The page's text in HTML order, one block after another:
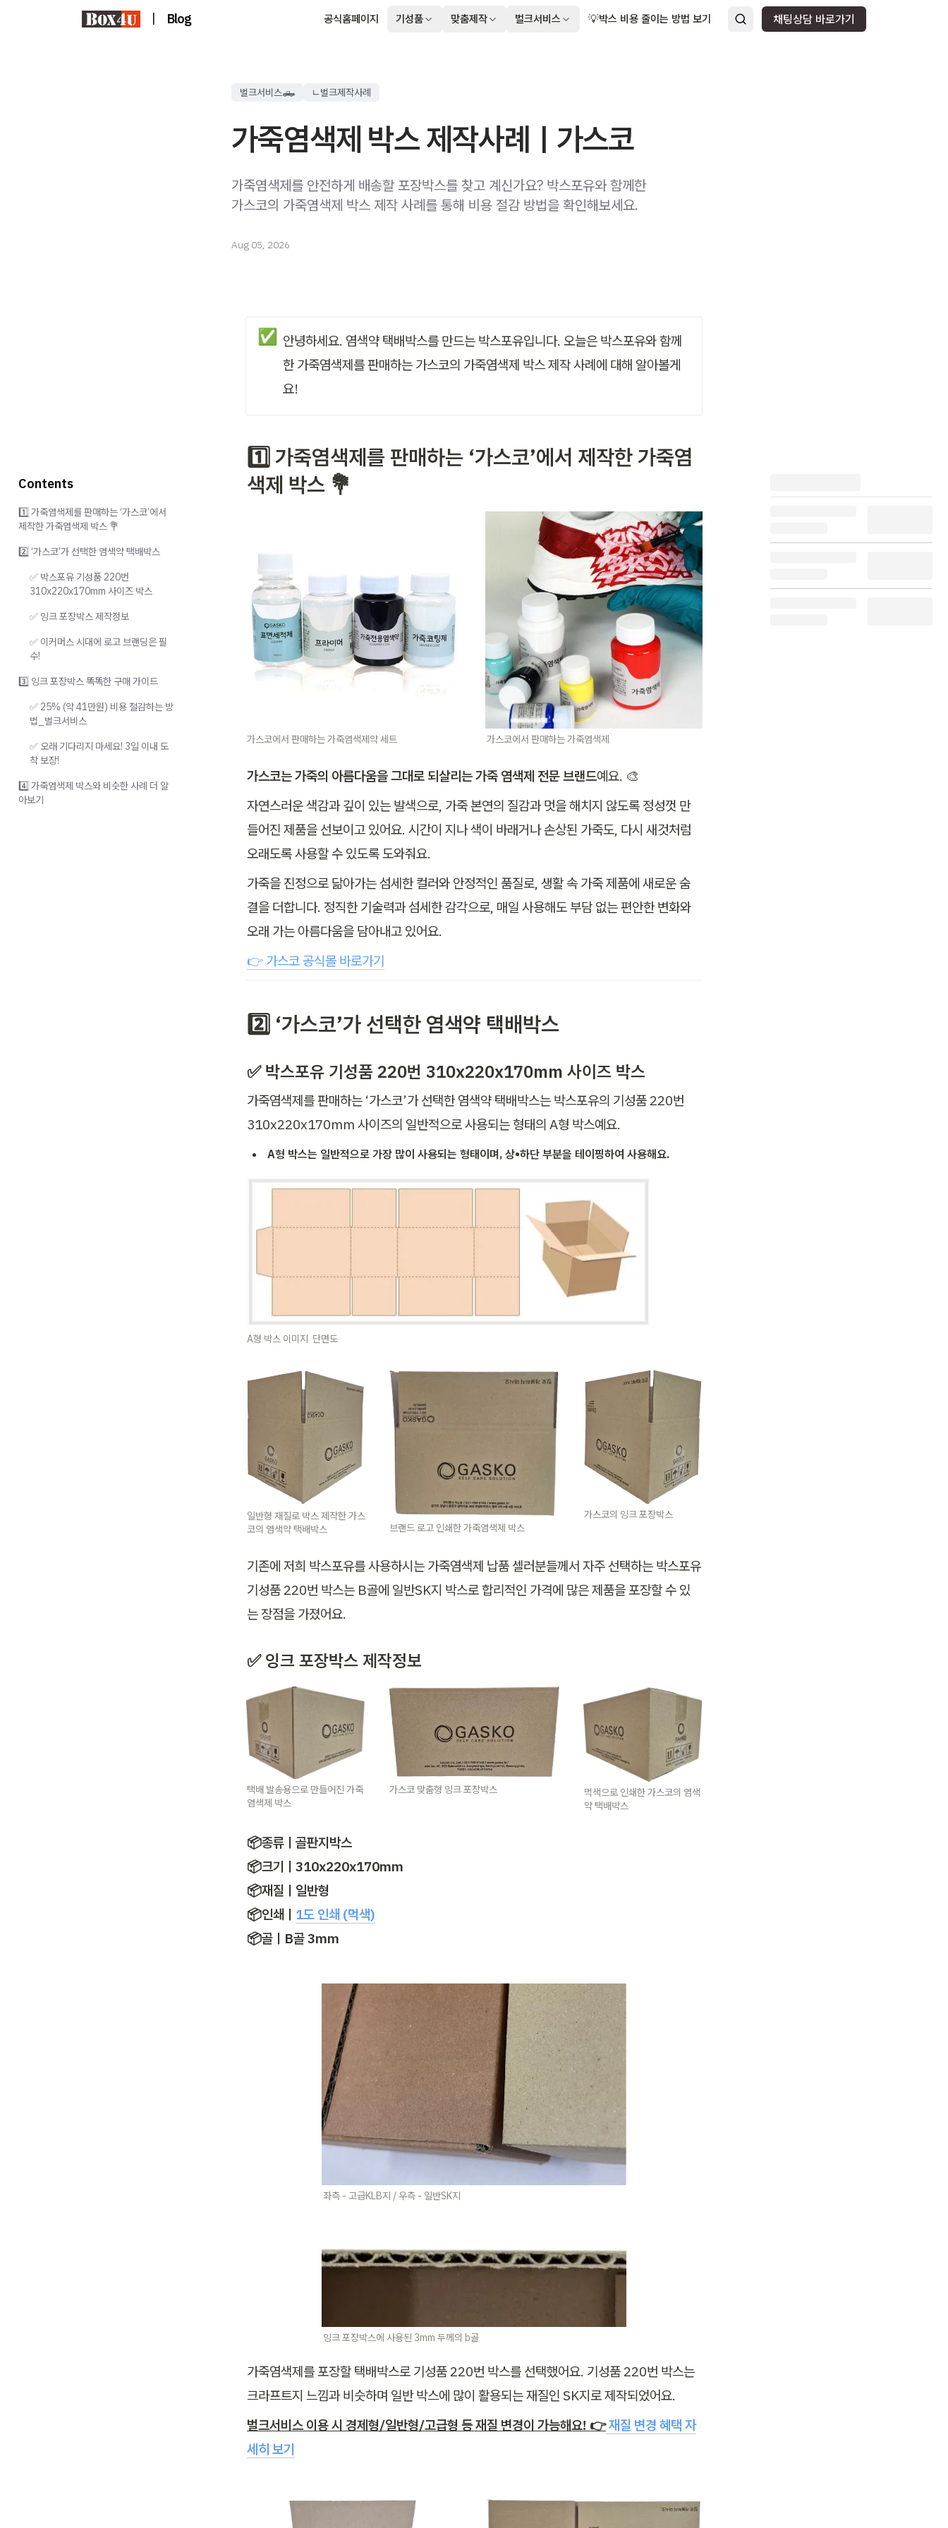
| Blog 공식홈페이지 기성품 맞춤제작 벌크서비스 💡박스 비용 줄이는 방법 보기 채팅상담 바로가기
벌크서비스🛻 ㄴ벌크제작사례
가죽염색제 박스 제작사례ㅣ가스코
가죽염색제를 안전하게 배송할 포장박스를 찾고 계신가요? 박스포유와 함께한
가스코의 가죽염색제 박스 제작 사례를 통해 비용 절감 방법을 확인해보세요.
Aug 05, 2026
✅ 안녕하세요. 염색약 택배박스를 만드는 박스포유입니다. 오늘은 박스포유와 함께
한 가죽염색제를 판매하는 가스코의 가죽염색제 박스 제작 사례에 대해 알아볼게
요!
1️⃣ 가죽염색제를 판매하는 ‘가스코’에서 제작한 가죽염
색제 박스 💐
가스코에서 판매하는 가죽염색제약 세트 가스코에서 판매하는 가죽염색제
가스코는 가죽의 아름다움을 그대로 되살리는가죽 염색제 전문 브랜드예요. 🎨
자연스러운 색감과 깊이 있는 발색으로, 가죽 본연의 질감과 멋을 해치지 않도록 정성껏 만
들어진 제품을 선보이고 있어요. 시간이 지나 색이 바래거나 손상된 가죽도, 다시 새것처럼
오래도록 사용할 수 있도록 도와줘요.
가죽을 진정으로 닮아가는 섬세한 컬러와 안정적인 품질로, 생활 속 가죽 제품에 새로운 숨
결을 더합니다. 정직한 기술력과 섬세한 감각으로, 매일 사용해도 부담 없는 편안한 변화와
오래 가는 아름다움을 담아내고 있어요.
👉 가스코 공식몰 바로가기
2️⃣ ‘가스코’가 선택한 염색약 택배박스
✅ 박스포유 기성품 220번 310x220x170mm 사이즈 박스
가죽염색제를 판매하는 ‘가스코’가 선택한 염색약 택배박스는 박스포유의 기성품 220번
310x220x170mm 사이즈의 일반적으로 사용되는 형태의 A형 박스예요.
A형 박스는 일반적으로 가장 많이 사용되는 형태이며, 상•하단 부분을 테이핑하여 사용해요.
A형 박스 이미지  단면도
일반형 재질로 박스 제작한 가스
코의 염색약 택배박스
브랜드 로고 인쇄한 가죽염색제 박스
가스코의 잉크 포장박스
기존에 저희 박스포유를 사용하시는 가죽염색제 납품 셀러분들께서 자주 선택하는 박스포유
기성품 220번 박스는 B골에 일반SK지 박스로 합리적인 가격에 많은 제품을 포장할 수 있
는 장점을 가졌어요.
✅ 잉크 포장박스 제작정보
택배 발송용으로 만들어진 가죽
염색제 박스
가스코 맞춤형 잉크 포장박스
먹색으로 인쇄한 가스코의 염색
약 택배박스
📦종류ㅣ골판지박스
📦크기ㅣ310x220x170mm
📦재질ㅣ일반형
📦인쇄ㅣ 1도 인쇄 (먹색)
📦골ㅣB골 3mm
좌측 - 고급KLB지 / 우측 - 일반SK지
잉크 포장박스에 사용된 3mm 두께의 b골
가죽염색제를 포장할 택배박스로 기성품 220번 박스를 선택했어요. 기성품 220번 박스는
크라프트지 느낌과 비슷하며 일반 박스에 많이 활용되는 재질인 SK지로 제작되었어요.
벌크서비스 이용 시 경제형/일반형/고급형 등 재질 변경이 가능해요! 👉재질 변경 혜택 자
세히 보기
Contents
1️⃣ 가죽염색제를 판매하는 ‘가스코’에서
제작한 가죽염색제 박스 💐
2️⃣ ‘가스코’가 선택한 염색약 택배박스
✅ 박스포유 기성품 220번
310x220x170mm 사이즈 박스
✅ 잉크 포장박스 제작정보
✅ 이커머스 시대에 로고 브랜딩은 필
수!
3️⃣ 잉크 포장박스 똑똑한 구매 가이드
✅ 25% (약 41만원) 비용 절감하는 방
법_벌크서비스
✅ 오래 기다리지 마세요! 3일 이내 도
착 보장!
4️⃣ 가죽염색제 박스와 비슷한 사례 더 알
아보기